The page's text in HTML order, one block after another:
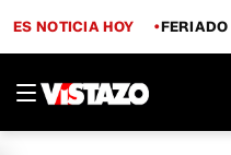
ES NOTICIA HOY